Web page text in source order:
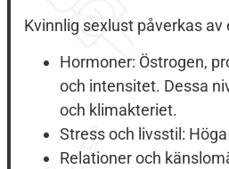
Kvinnlig sexlust påverkas
Hormoner: Östrogen,
och intensitet. Dessa
och klimakteriet.
Stress och livsstil:
Relationer och